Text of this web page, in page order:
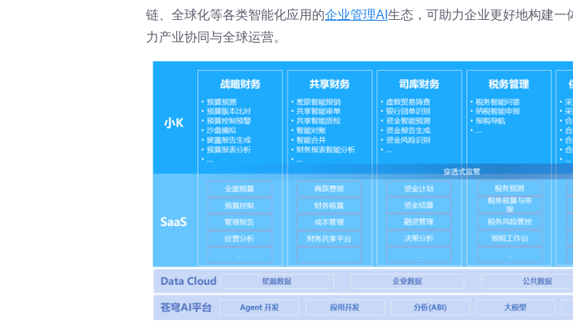
链、全球化等各类智能化应用的企业管理AI 生态，可助力企业更好地构建一
力产业协同与全球运营。